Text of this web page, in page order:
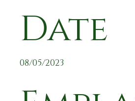
Date
08/05/2023